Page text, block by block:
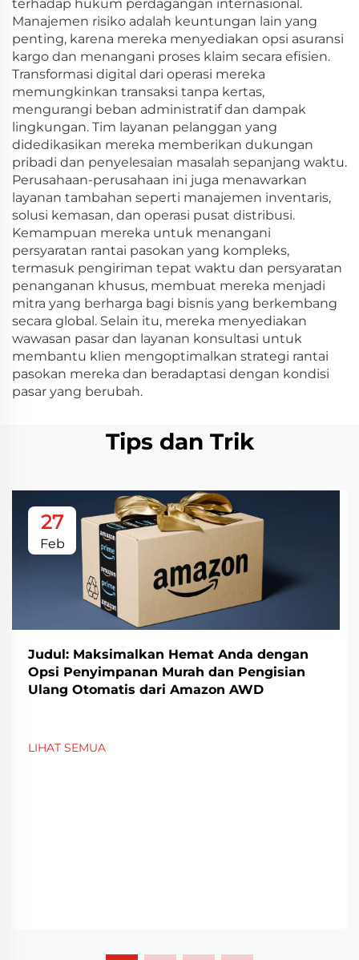
terhadap hukum perdagangan internasional.
Manajemen risiko adalah keuntungan lain yang
penting, karena mereka menyediakan opsi asuransi
kargo dan menangani proses klaim secara efisien.
Transformasi digital dari operasi mereka
memungkinkan transaksi tanpa kertas,
mengurangi beban administratif dan dampak
lingkungan. Tim layanan pelanggan yang
didedikasikan mereka memberikan dukungan
pribadi dan penyelesaian masalah sepanjang waktu.
Perusahaan-perusahaan ini juga menawarkan
layanan tambahan seperti manajemen inventaris,
solusi kemasan, dan operasi pusat distribusi.
Kemampuan mereka untuk menangani
persyaratan rantai pasokan yang kompleks,
termasuk pengiriman tepat waktu dan persyaratan
penanganan khusus, membuat mereka menjadi
mitra yang berharga bagi bisnis yang berkembang
secara global. Selain itu, mereka menyediakan
wawasan pasar dan layanan konsultasi untuk
membantu klien mengoptimalkan strategi rantai
pasokan mereka dan beradaptasi dengan kondisi
pasar yang berubah.
Tips dan Trik
27
Feb
Judul: Maksimalkan Hemat Anda dengan
Opsi Penyimpanan Murah dan Pengisian
Ulang Otomatis dari Amazon AWD
LIHAT SEMUA